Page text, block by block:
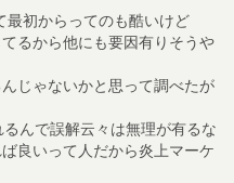
初からってのも酷いけど
るから他にも要因有りそうや
じゃないかと思って調べたが
んで誤解云々は無理が有るな
良いって人だから炎上マーケ